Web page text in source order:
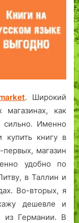
. Широкий
как
сильно. Именно
купить книгу в
первых, магазин
удобно по
в Таллин и
Во-вторых, я
дешевле и
из Германии. В